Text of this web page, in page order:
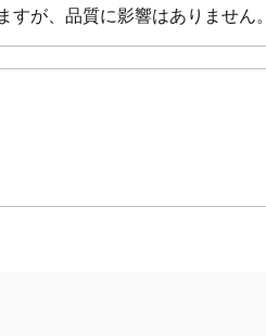
すが、品質に影響はありません。